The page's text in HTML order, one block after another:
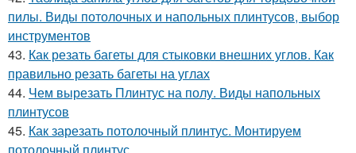
пилы. Виды потолочных и напольных плинтусов, выбор
инструментов
43. Как резать багеты для стыковки внешних углов. Как
правильно резать багеты на углах
44. Чем вырезать Плинтус на полу. Виды напольных
плинтусов
45. Как зарезать потолочный плинтус. Монтируем